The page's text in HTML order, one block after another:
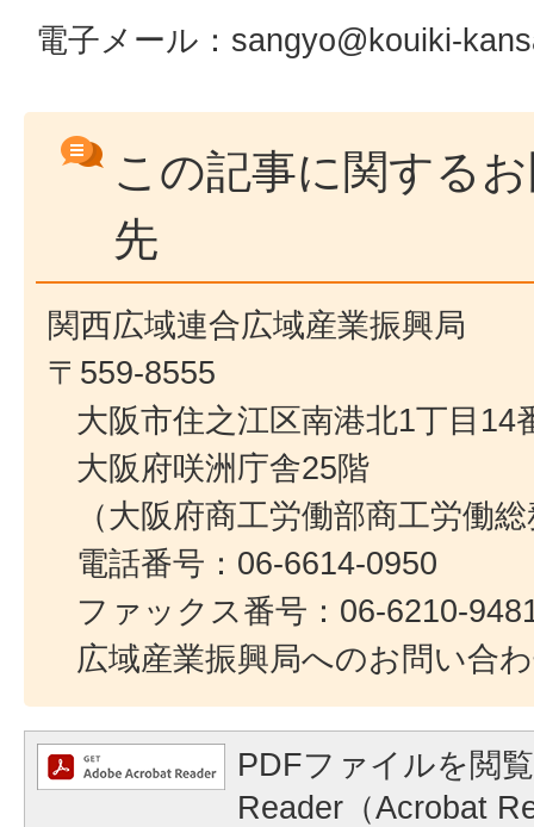
電子メール：sangyo@kouiki-
この記事に関する
先
関西広域連合広域産業振興局
〒559-8555
大阪市住之江区南港北1丁目14
大阪府咲洲庁舎25階
（大阪府商工労働部商工労働総
電話番号：06-6614-0950
ファックス番号：06-6210-
広域産業振興局へのお問い合
PDFファイルを閲
Reader（Acrobat